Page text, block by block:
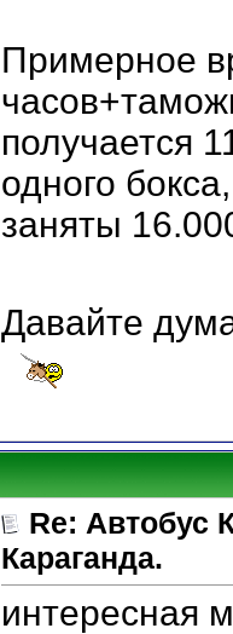
Примерное
получается
одного
заняты
Давайте
Re: Автобус
Караганда.
интересная